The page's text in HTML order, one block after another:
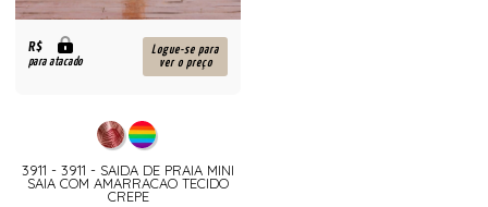
R$
para atacado
Logue-se para
ver o preço
3911 - 3911 - SAIDA DE PRAIA MINI
SAIA COM AMARRACAO TECIDO
CREPE